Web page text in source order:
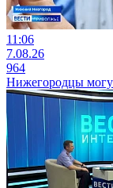
11:06
7.08.26
964
Нижегородцы